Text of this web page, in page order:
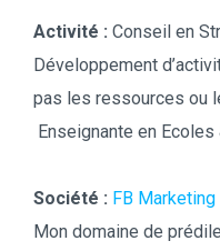
Activité : Conseil en
Développement
pas les ressources ou
Enseignante en
Société : FB Marketing
Mon domaine de